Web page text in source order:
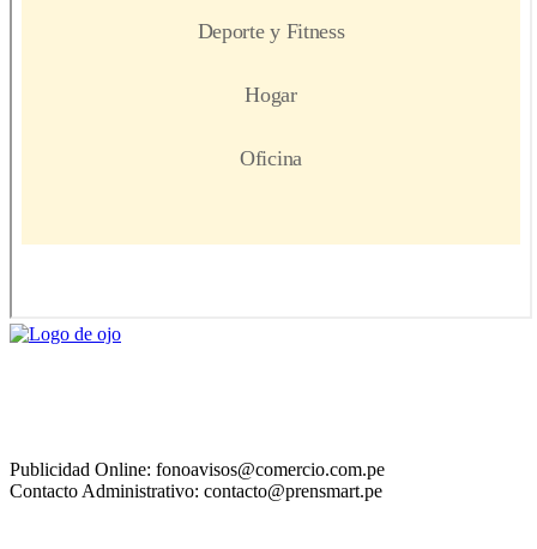
Publicidad Online: fonoavisos@comercio.com.pe
Contacto Administrativo: contacto@prensmart.pe